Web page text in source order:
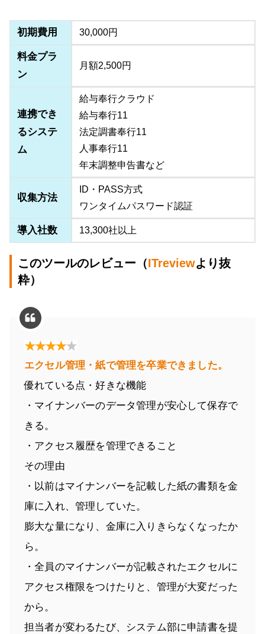
初期費用 30,000円
料金プラ
ン
月額2,500円
連携でき
るシステ
ム
給与奉行クラウド
給与奉行11
法定調書奉行11
人事奉行11
年末調整申告書など
収集方法
ID・PASS方式
ワンタイムパスワード認証
導入社数 13,300社以上
このツールのレビュー（ITreviewより抜
粋）
エクセル管理・紙で管理を卒業できました。
優れている点・好きな機能
・マイナンバーのデータ管理が安心して保存で
きる。
・アクセス履歴を管理できること
その理由
・以前はマイナンバーを記載した紙の書類を金
庫に入れ、管理していた。
膨大な量になり、金庫に入りきらなくなったか
ら。
・全員のマイナンバーが記載されたエクセルに
アクセス権限をつけたりと、管理が大変だった
から。
担当者が変わるたび、システム部に申請書を提